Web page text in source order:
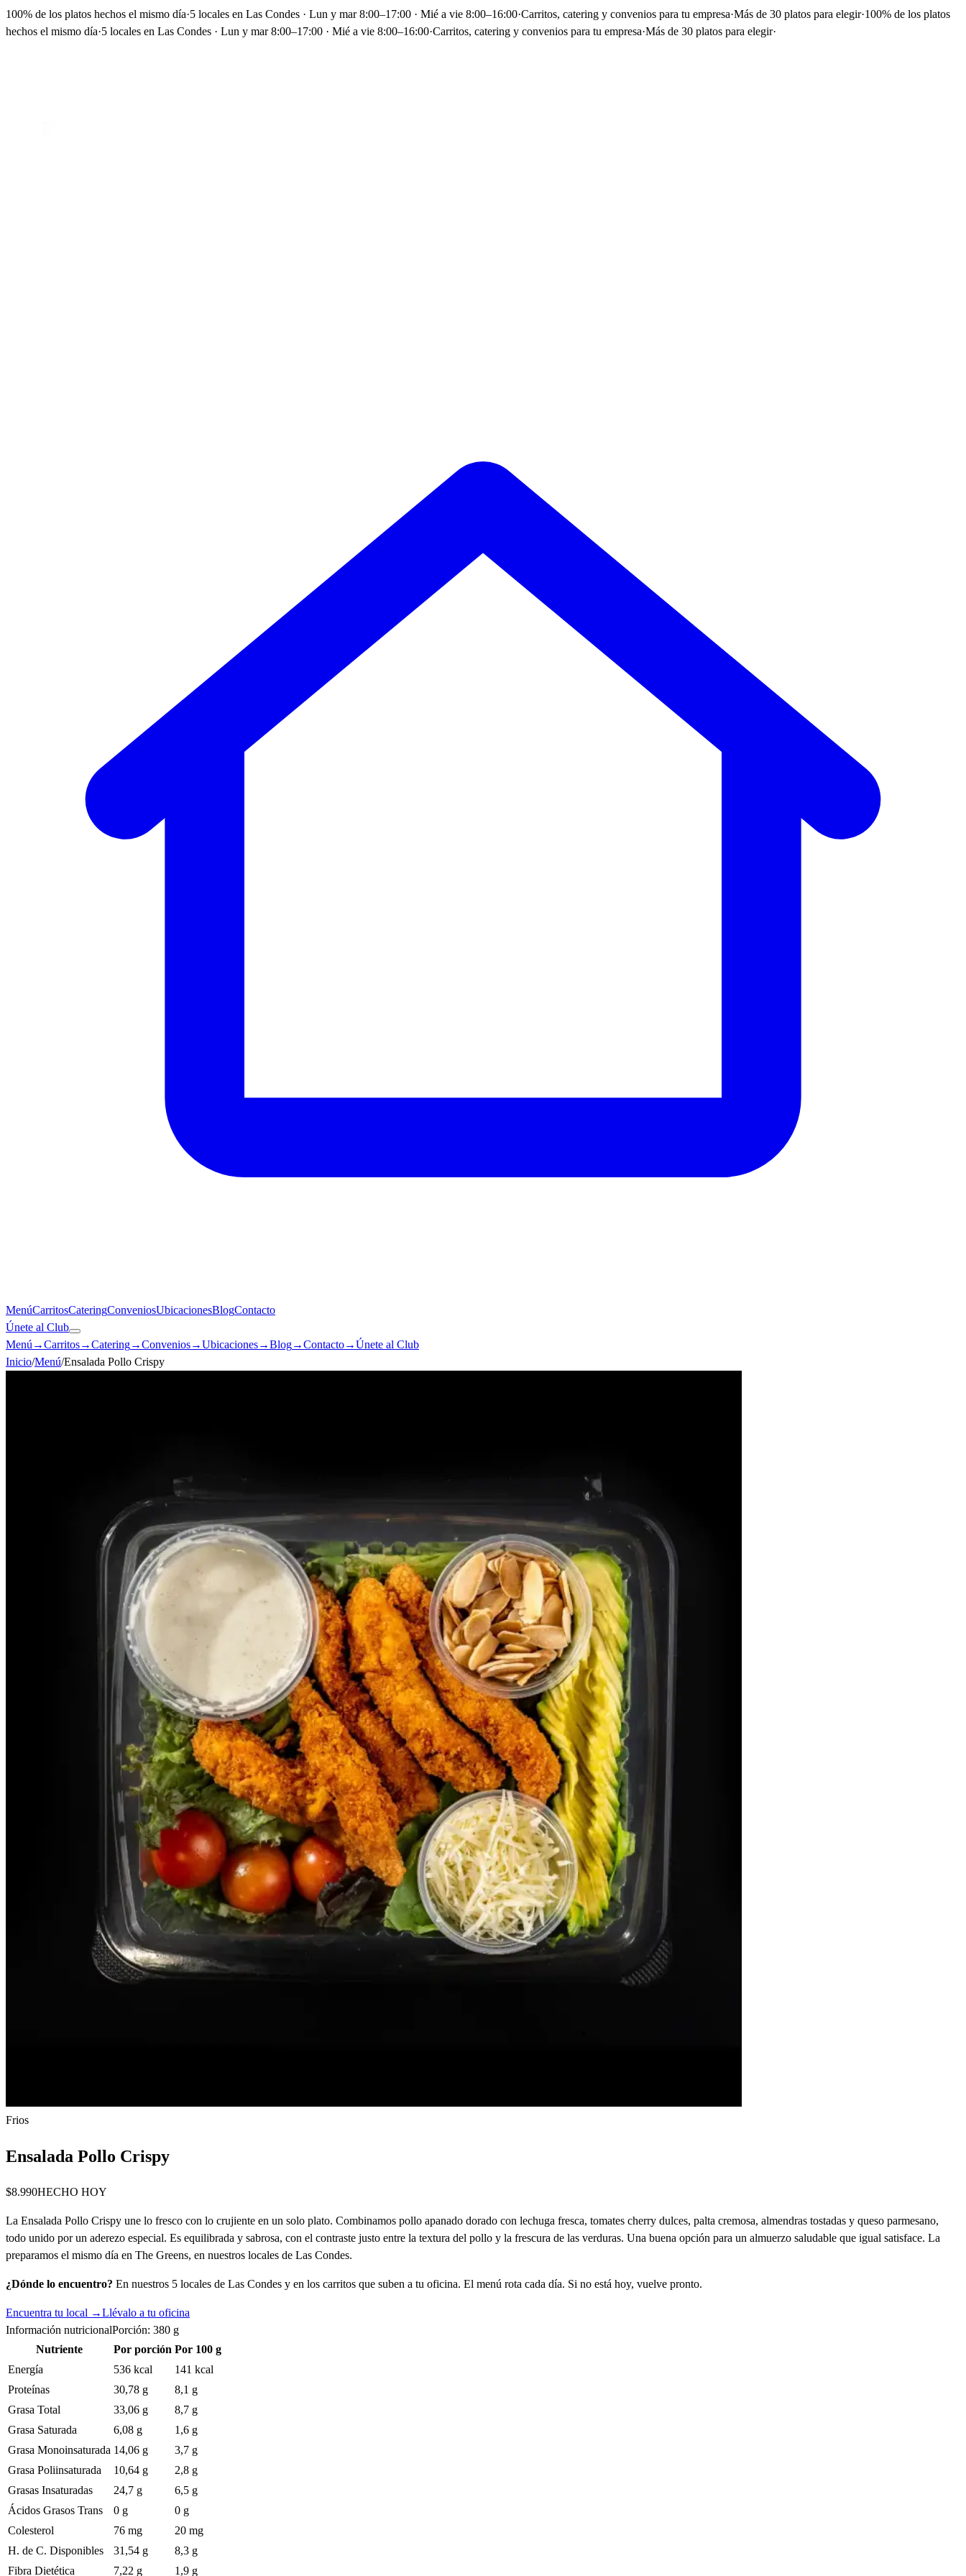
100% de los platos hechos el mismo día·5 locales en Las Condes · Lun y mar 8:00–17:00 · Mié a vie 8:00–16:00·Carritos, catering y convenios para tu empresa·Más de 30 platos para elegir·100% de los platos
hechos el mismo día·5 locales en Las Condes · Lun y mar 8:00–17:00 · Mié a vie 8:00–16:00·Carritos, catering y convenios para tu empresa·Más de 30 platos para elegir·
MenúCarritosCateringConveniosUbicacionesBlogContacto
Únete al Club
Menú →Carritos→Catering→Convenios→Ubicaciones→Blog→Contacto→Únete al Club
Inicio/Menú/Ensalada Pollo Crispy
Frios
Ensalada Pollo Crispy
$8.990HECHO HOY
La Ensalada Pollo Crispy une lo fresco con lo crujiente en un solo plato. Combinamos pollo apanado dorado con lechuga fresca, tomates cherry dulces, palta cremosa, almendras tostadas y queso parmesano,
todo unido por un aderezo especial. Es equilibrada y sabrosa, con el contraste justo entre la textura del pollo y la frescura de las verduras. Una buena opción para un almuerzo saludable que igual satisface. La
preparamos el mismo día en The Greens, en nuestros locales de Las Condes.
¿Dónde lo encuentro? En nuestros 5 locales de Las Condes y en los carritos que suben a tu oficina. El menú rota cada día. Si no está hoy, vuelve pronto.
Encuentra tu local →Llévalo a tu oficina
Información nutricionalPorción: 380 g
Nutriente
Por porción Por 100 g
Energía
536 kcal
141 kcal
Proteínas
30,78 g
8,1 g
Grasa Total
33,06 g
8,7 g
Grasa Saturada
6,08 g
1,6 g
Grasa Monoinsaturada 14,06 g
3,7 g
Grasa Poliinsaturada
10,64 g
2,8 g
Grasas Insaturadas
24,7 g
6,5 g
Ácidos Grasos Trans
0 g
0 g
Colesterol
76 mg
20 mg
H. de C. Disponibles
31,54 g
8,3 g
Fibra Dietética
7,22 g 1,9 g